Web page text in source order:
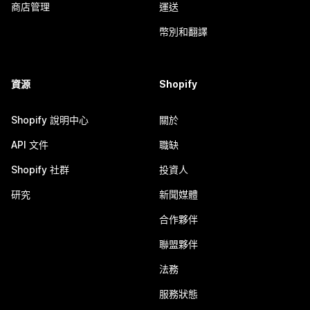
商店管理 運送
幣別和翻譯
資源
Shopify 說明中心
API 文件
Shopify 社群
研究
Shopify
關於
職缺
投資人
新聞媒體
合作夥伴
聯盟夥伴
法務
服務狀態